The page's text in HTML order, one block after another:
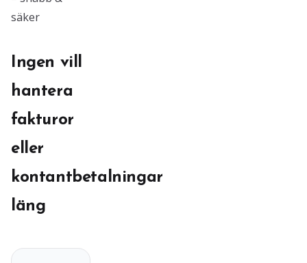
säker
Ingen vill
hantera
fakturor
eller
kontantbetalningar
läng